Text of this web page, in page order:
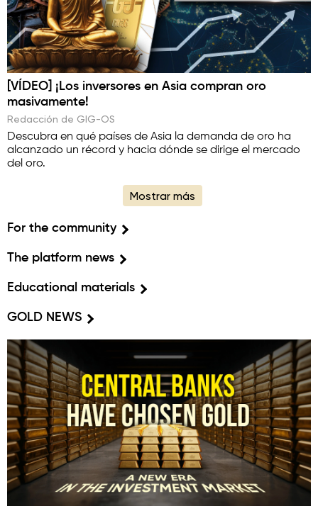
[VÍDEO] ¡Los inversores en Asia compran oro
masivamente!
Redacción de GIG-OS
Descubra en qué países de Asia la demanda de oro ha
alcanzado un récord y hacia dónde se dirige el mercado
del oro.
Mostrar más
For the community
The platform news
Educational materials
GOLD NEWS